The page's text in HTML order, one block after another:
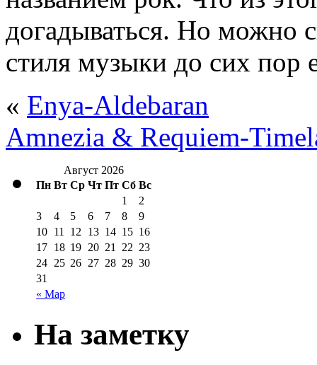
догадываться. Но можно
стиля музыки до сих пор
« Enya-Aldebaran
Amnezia & Requiem-
Август 2026
Пн Вт Ср Чт Пт Сб Вс
« Мар
1
2
3
4 5 6 7 8
9
10 11 12 13 14 15 16
17 18 19 20 21 22 23
24 25 26 27 28 29 30
31
На заметку